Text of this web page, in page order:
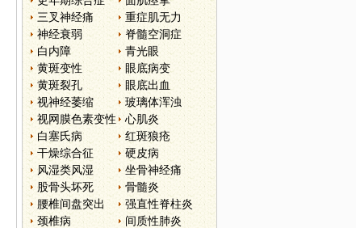
三叉神经痛
重症肌无力
神经衰弱
脊髓空洞症
白内障
青光眼
黄斑变性
眼底病变
黄斑裂孔
眼底出血
视神经萎缩
玻璃体浑浊
视网膜色素变性
心肌炎
白塞氏病
红斑狼疮
干燥综合征
硬皮病
风湿类风湿
坐骨神经痛
股骨头坏死
骨髓炎
腰椎间盘突出
强直性脊柱炎
颈椎病
间质性肺炎